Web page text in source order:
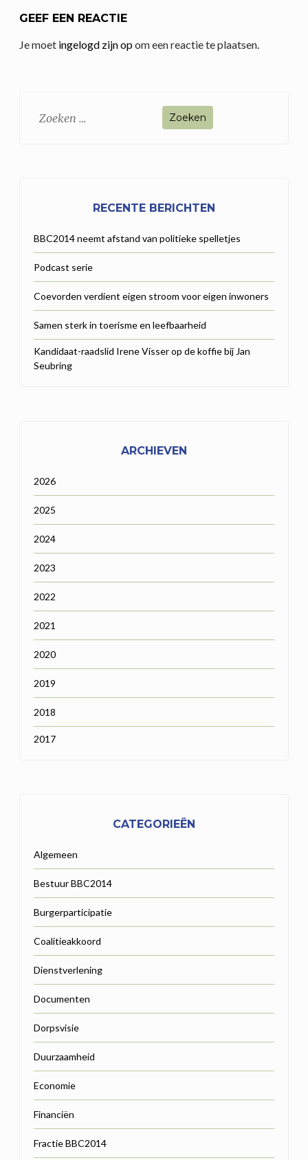
GEEF EEN REACTIE
Je moet ingelogd zijn opom een reactie te plaatsen.
Zoeken
RECENTE BERICHTEN
BBC2014 neemt afstand van politieke spelletjes
Podcast serie
Coevorden verdient eigen stroom voor eigen inwoners
Samen sterk in toerisme en leefbaarheid
Kandidaat-raadslid Irene Visser op de koffie bij Jan
Seubring
ARCHIEVEN
2026
2025
2024
2023
2022
2021
2020
2019
2018
2017
CATEGORIEËN
Algemeen
Bestuur BBC2014
Burgerparticipatie
Coalitieakkoord
Dienstverlening
Documenten
Dorpsvisie
Duurzaamheid
Economie
Financiën
Fractie BBC2014